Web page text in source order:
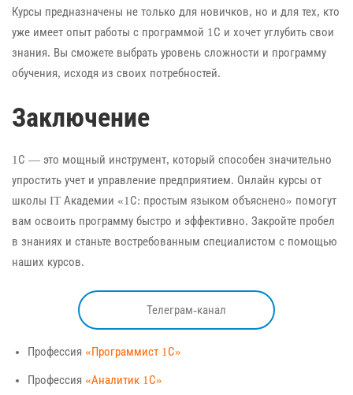
Курсы предназначены не только для новичков, но и для тех, кто
уже имеет опыт работы с программой 1С и хочет углубить свои
знания. Вы сможете выбрать уровень сложности и программу
обучения, исходя из своих потребностей.
Заключение
1С — это мощный инструмент, который способен значительно
упростить учет и управление предприятием. Онлайн курсы от
школы IT Академии «1С: простым языком объяснено» помогут
вам освоить программу быстро и эффективно. Закройте пробел
в знаниях и станьте востребованным специалистом с помощью
наших курсов.
Телеграм-канал
Профессия «Программист 1С»
Профессия «Аналитик 1С»